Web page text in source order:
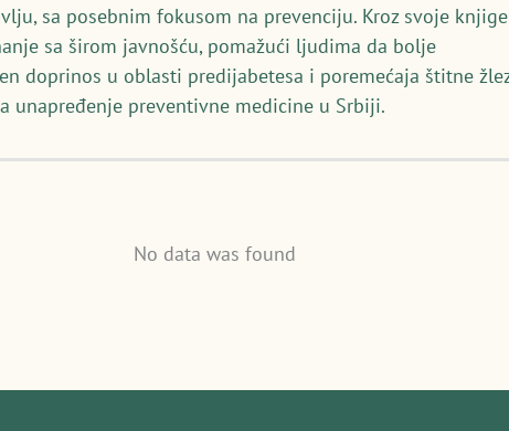
sa posebnim fokusom na prevenciju. Kroz svoje
sa širom javnošću, pomažući ljudima da bolje
doprinos u oblasti predijabetesa i poremećaja štitne
unapređenje preventivne medicine u Srbiji.
No data was found